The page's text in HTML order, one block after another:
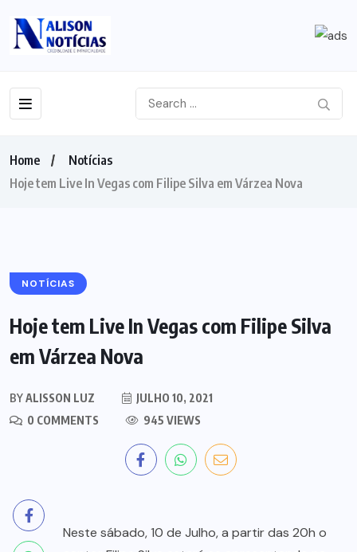
Home
Notícias
Hoje tem Live In Vegas com Filipe Silva em Várzea Nova
NOTÍCIAS
Hoje tem Live In Vegas com Filipe Silva
em Várzea Nova
BYALISSON LUZ
JULHO 10, 2021
0 COMMENTS
945 VIEWS
Neste sábado, 10 de Julho, a partir das 20h o